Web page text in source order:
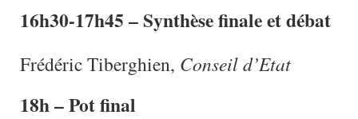
16h30-17h45 – Synthèse finale et débat
Frédéric Tiberghien, Conseil d’Etat
18h – Pot final